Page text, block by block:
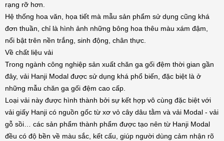
rạng rỡ hơn.
Hệ thống hoa văn, họa tiết mà mẫu sản phẩm sử dụng cũng khá
đơn thuần, chỉ là hình ảnh những bông hoa thêu màu xám đậm,
nổi bật trên nền trắng, sinh động, chân thực.
Về chất liệu vải
Trong ngành công nghiệp sản xuất chăn ga gối đệm thời gian gần
đây, vải Hanji Modal được sử dụng khá phổ biến, đặc biệt là ở
những mẫu chăn ga gối đệm cao cấp.
Loại vải này được hình thành bởi sự kết hợp vô cùng đặc biệt với
vải giấy Hanji có nguồn gốc từ xơ vỏ cây dâu tằm và vải Modal - vải
gỗ sồi… các sản phẩm thành phẩm được tạo nên từ Hanji Modal
đều có độ bền về màu sắc, kết cấu, giúp người dùng cảm nhận rõ